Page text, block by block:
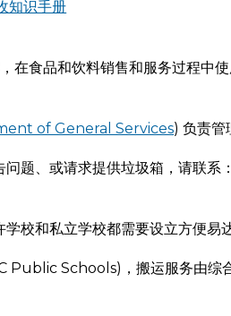
知识手册
在食品和饮料销售和服务过程中
of General Services) 负责管
题、或请求提供垃圾箱，请联系：
校和私立学校都需要设立方便易
Public Schools)，搬运服务由综